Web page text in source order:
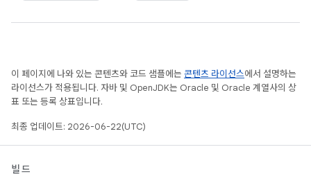
이 페이지에 나와 있는 콘텐츠와 코드 샘플에는 콘텐츠 라이선스에서 설명하는
라이선스가 적용됩니다. 자바 및 OpenJDK는 Oracle 및 Oracle 계열사의 상
표 또는 등록 상표입니다.
최종 업데이트: 2026-06-22(UTC)
빌드